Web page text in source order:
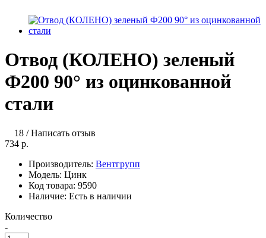
Отвод (КОЛЕНО) зеленый
Ф200 90° из оцинкованной
стали
18 /Написать отзыв
734 р.
Производитель: Вентгрупп
Модель: Цинк
Код товара: 9590
Наличие: Есть в наличии
Количество
-